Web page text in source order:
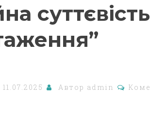
11.07.2025 Автор admin